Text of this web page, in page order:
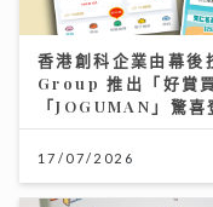
香港創科企業由幕後
Group 推出「好賞
「JOGUMAN」驚喜
17/07/2026